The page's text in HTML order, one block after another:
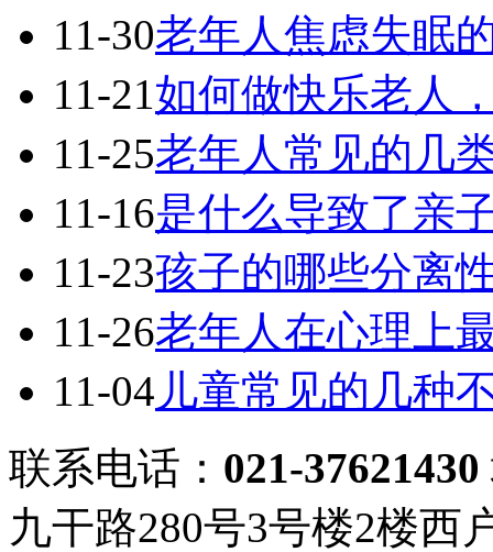
11-30老年人焦虑失眠
11-21如何做快乐老人
11-25老年人常见的几
11-16是什么导致了亲
11-23孩子的哪些分离
11-26老年人在心理上
11-04 儿童常见的几种
联系电话： 021-37621430
九干路280号3号楼2楼西